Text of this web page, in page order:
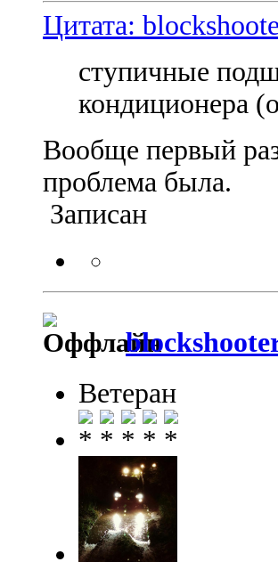
Цитата:
ступичные
кондиционера
Вообще первый
проблема была.
Записан
Ветеран